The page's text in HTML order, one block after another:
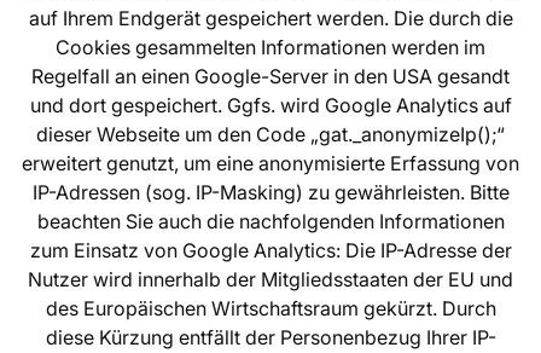
auf Ihrem Endgerät gespeichert werden. Die durch die
Cookies gesammelten Informationen werden im
Regelfall an einen Google-Server in den USA gesandt
und dort gespeichert. Ggfs. wird Google Analytics auf
dieser Webseite um den Code „gat._anonymizeIp();“
erweitert genutzt, um eine anonymisierte Erfassung von
IP-Adressen (sog. IP-Masking) zu gewährleisten. Bitte
beachten Sie auch die nachfolgenden Informationen
zum Einsatz von Google Analytics: Die IP-Adresse der
Nutzer wird innerhalb der Mitgliedsstaaten der EU und
des Europäischen Wirtschaftsraum gekürzt. Durch
diese Kürzung entfällt der Personenbezug Ihrer IP-